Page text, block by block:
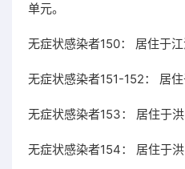
单元。
无症状感染者150： 居住于江
无症状感染者151-152： 居住
无症状感染者153： 居住于
无症状感染者154： 居住于洪